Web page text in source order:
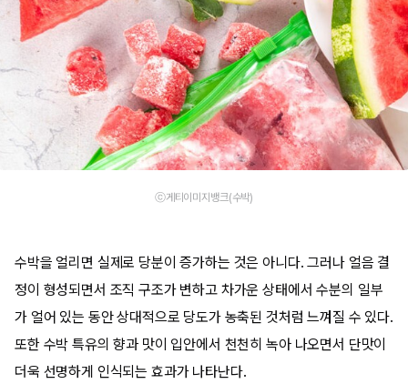
ⓒ게티이미지뱅크(수박)
수박을 얼리면 실제로 당분이 증가하는 것은 아니다. 그러나 얼음 결
정이 형성되면서 조직 구조가 변하고 차가운 상태에서 수분의 일부
가 얼어 있는 동안 상대적으로 당도가 농축된 것처럼 느껴질 수 있다.
또한 수박 특유의 향과 맛이 입안에서 천천히 녹아 나오면서 단맛이
더욱 선명하게 인식되는 효과가 나타난다.